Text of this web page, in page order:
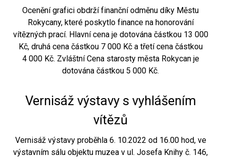
Ocenění grafici obdrží finanční odměnu díky Městu
Rokycany, které poskytlo finance na honorování
vítězných prací. Hlavní cena je dotována částkou 13 000
Kč, druhá cena částkou 7 000 Kč a třetí cena částkou
4 000 Kč. Zvláštní Cena starosty města Rokycan je
dotována částkou 5 000 Kč.
Vernisáž výstavy s vyhlášením
vítězů
Vernisáž výstavy proběhla 6. 10.2022 od 16.00 hod, ve
výstavním sálu objektu muzea v ul. Josefa Knihy č. 146,